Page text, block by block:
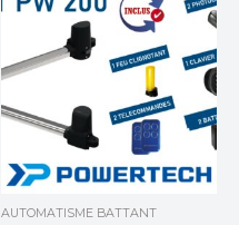
AUTOMATISME BATTANT